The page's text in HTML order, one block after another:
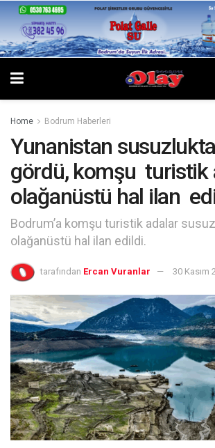
Home Bodrum Haberleri
Yunanistan
gördü, komşu turistik
olağanüstü hal ilan
Bodrum’a komşu turistik adalar susuz
olağanüstü hal ilan edildi.
tarafından Ercan Vuranlar 30 Kasım